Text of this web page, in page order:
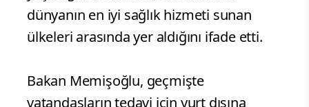
dünyanın en iyi sağlık hizmeti sunan
ülkeleri arasında yer aldığını ifade etti.
Bakan Memişoğlu, geçmişte
vatandaşların tedavi için yurt dışına